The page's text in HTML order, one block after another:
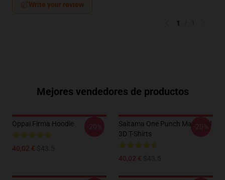
Write your review
1
Mejores vendedores de productos
Oppai Firma Hoodie
40,02 €
-20%
Saitama One Punch Man Cool
3D T-Shirts
40,02 €
-20%